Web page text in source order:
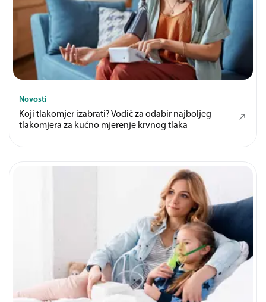
Novosti
Koji tlakomjer izabrati? Vodič za odabir najboljeg
tlakomjera za kućno mjerenje krvnog tlaka